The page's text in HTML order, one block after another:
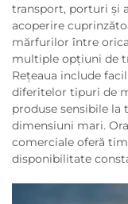
transport, porturi și
acoperire
mărfurilor între
multiple opțiuni de
Rețeaua include
diferitelor tipuri de
produse sensibile la
dimensiuni mari.
comerciale oferă
disponibilitate